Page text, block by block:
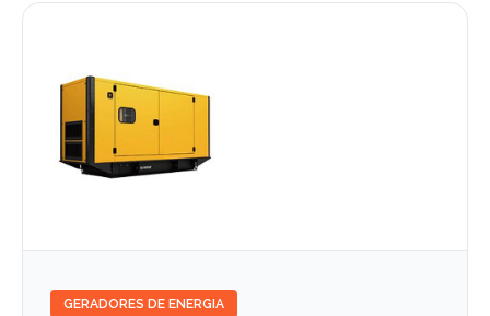
GERADORES DE ENERGIA